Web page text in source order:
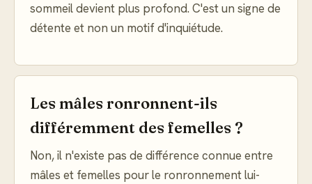
sommeil devient plus profond. C'est un signe de
détente et non un motif d'inquiétude.
Les mâles ronronnent-ils
différemment des femelles ?
Non, il n'existe pas de différence connue entre
mâles et femelles pour le ronronnement lui-